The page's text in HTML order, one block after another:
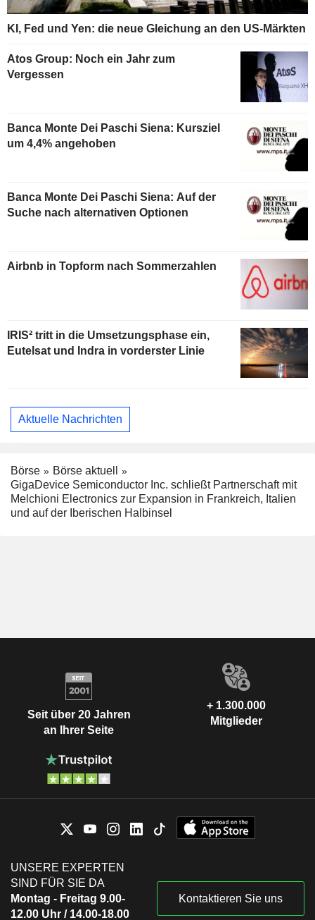
KI, Fed und Yen: die neue Gleichung an den US-Märkten
Atos Group: Noch ein Jahr zum
Vergessen
Banca Monte Dei Paschi Siena: Kursziel
um 4,4% angehoben
Banca Monte Dei Paschi Siena: Auf der
Suche nach alternativen Optionen
Airbnb in Topform nach Sommerzahlen
IRIS² tritt in die Umsetzungsphase ein,
Eutelsat und Indra in vorderster Linie
Aktuelle Nachrichten
Börse
Börse aktuell
GigaDevice Semiconductor Inc. schließt Partnerschaft mit
Melchioni Electronics zur Expansion in Frankreich, Italien
und auf der Iberischen Halbinsel
Seit über 20 Jahren
an Ihrer Seite
+ 1.300.000
Mitglieder
UNSERE EXPERTEN
SIND FÜR SIE DA
Montag - Freitag 9.00-
12.00 Uhr / 14.00-18.00
Kontaktieren Sie uns